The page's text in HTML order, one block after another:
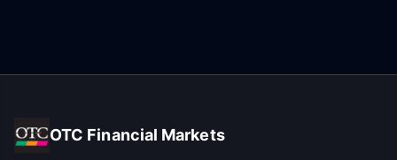
OTC Financial Markets